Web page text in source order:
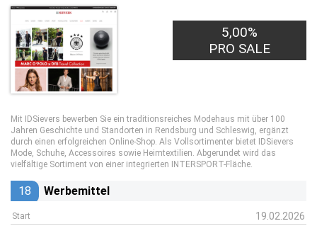
5,00%
PRO SALE
Mit IDSievers bewerben Sie ein traditionsreiches Modehaus mit über 100
Jahren Geschichte und Standorten in Rendsburg und Schleswig, ergänzt
durch einen erfolgreichen Online-Shop. Als Vollsortimenter bietet IDSievers
Mode, Schuhe, Accessoires sowie Heimtextilien. Abgerundet wird das
vielfältige Sortiment von einer integrierten INTERSPORT-Fläche.
18 Werbemittel
Start 19.02.2026